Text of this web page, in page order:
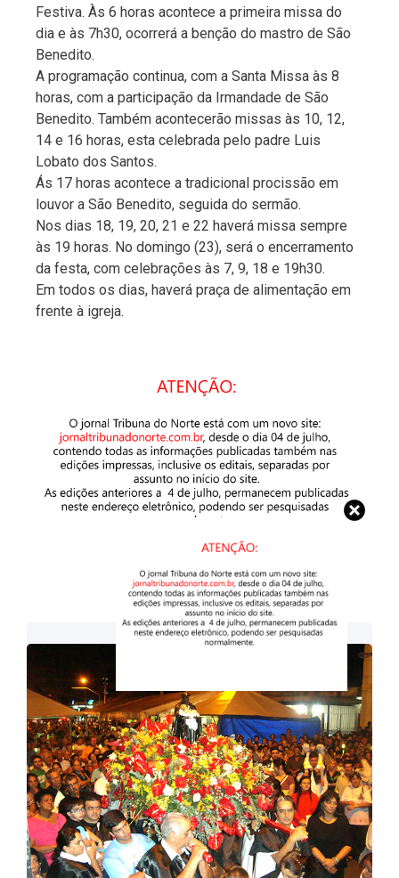
Festiva. Às 6 horas acontece a primeira missa do
dia e às 7h30, ocorrerá a benção do mastro de São
Benedito.
A programação continua, com a Santa Missa às 8
horas, com a participação da Irmandade de São
Benedito. Também acontecerão missas às 10, 12,
14 e 16 horas, esta celebrada pelo padre Luis
Lobato dos Santos.
Ás 17 horas acontece a tradicional procissão em
louvor a São Benedito, seguida do sermão.
Nos dias 18, 19, 20, 21 e 22 haverá missa sempre
às 19 horas. No domingo (23), será o encerramento
da festa, com celebrações às 7, 9, 18 e 19h30.
Em todos os dias, haverá praça de alimentação em
frente à igreja.
Imagens: Divulgação